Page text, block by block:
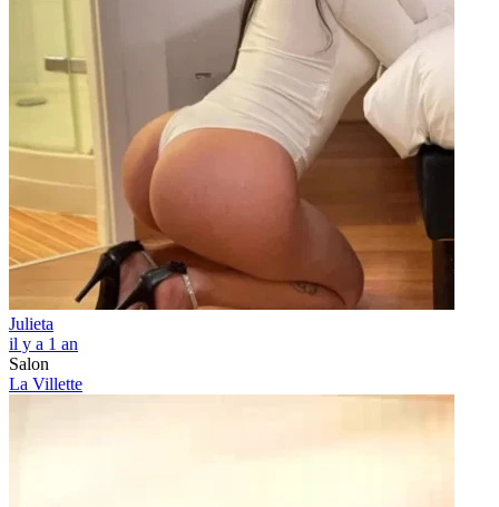
Julieta
il y a 1 an
Salon
La Villette